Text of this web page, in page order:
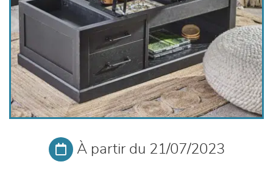
À partir du 21/07/2023